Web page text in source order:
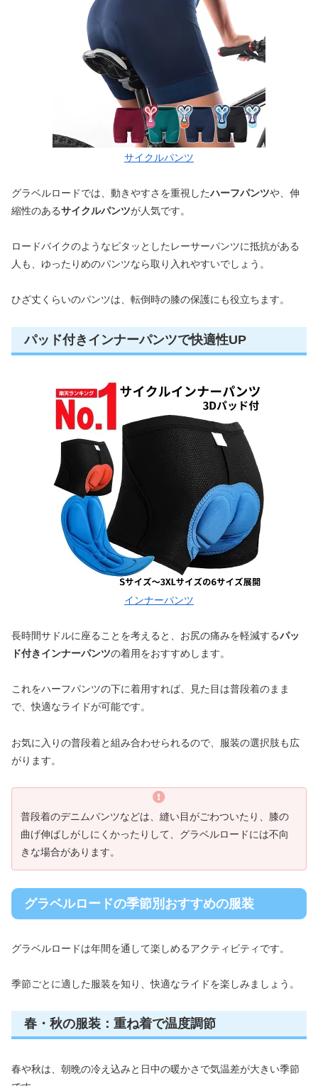
サイクルパンツ
グラベルロードでは、動きやすさを重視したハーフパンツや、伸
縮性のあるサイクルパンツが人気です。
ロードバイクのようなピタッとしたレーサーパンツに抵抗がある
人も、ゆったりめのパンツなら取り入れやすいでしょう。
ひざ丈くらいのパンツは、転倒時の膝の保護にも役立ちます。
パッド付きインナーパンツで快適性UP
インナーパンツ
長時間サドルに座ることを考えると、お尻の痛みを軽減するパッ
ド付きインナーパンツの着用をおすすめします。
これをハーフパンツの下に着用すれば、見た目は普段着のまま
で、快適なライドが可能です。
お気に入りの普段着と組み合わせられるので、服装の選択肢も広
がります。
普段着のデニムパンツなどは、縫い目がごわついたり、膝の
曲げ伸ばしがしにくかったりして、グラベルロードには不向
きな場合があります。
グラベルロードの季節別おすすめの服装
グラベルロードは年間を通して楽しめるアクティビティです。
季節ごとに適した服装を知り、快適なライドを楽しみましょう。
春・秋の服装：重ね着で温度調節
春や秋は、朝晩の冷え込みと日中の暖かさで気温差が大きい季節